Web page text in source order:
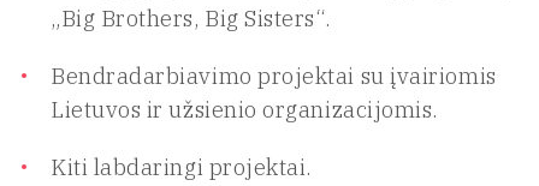
„Big Brothers, Big Sisters“.
Bendradarbiavimo projektai su įvairiomis
Lietuvos ir užsienio organizacijomis.
Kiti labdaringi projektai.